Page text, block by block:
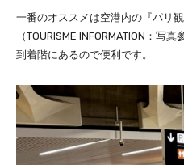
一番のオススメは空港内の『パリ
（TOURISME INFORMATION：写真
到着階にあるので便利です。